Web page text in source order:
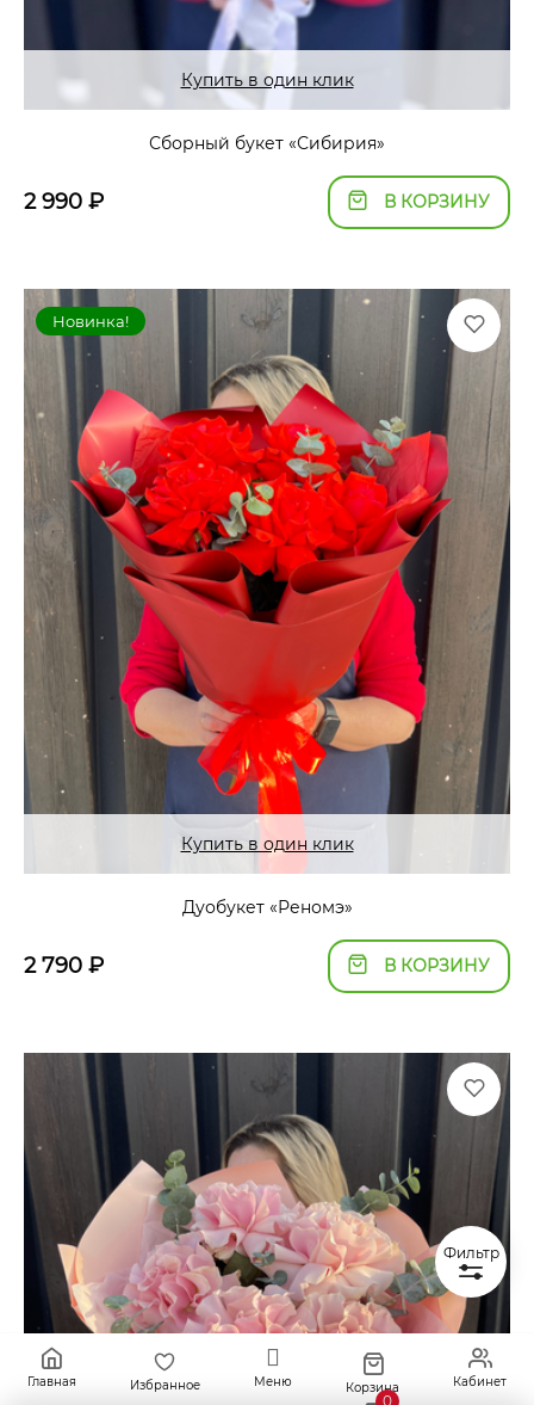
Главная Избранное Меню Корзина
0
Кабинет
Купить в один клик
Сборный букет «Сибирия»
2 990 ₽ В КОРЗИНУ
Новинка!
Купить в один клик
Дуобукет «Реномэ»
2 790 ₽ В КОРЗИНУ
Фильтр